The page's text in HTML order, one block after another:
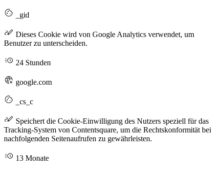
_gid
Dieses Cookie wird von Google Analytics verwendet, um
Benutzer zu unterscheiden.
24 Stunden
google.com
_cs_c
Speichert die Cookie-Einwilligung des Nutzers speziell für das
Tracking-System von Contentsquare, um die Rechtskonformität bei
nachfolgenden Seitenaufrufen zu gewährleisten.
13 Monate